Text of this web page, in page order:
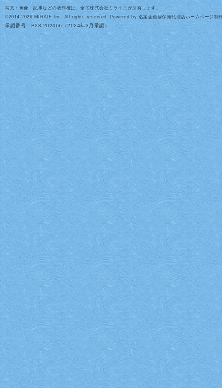
写真・画像・記事などの著作権は、全て株式会社ミライエが所有します。
©2014-2026 MIRAIE Inc. All rights reserved. Powered by 名案企画@保険代理店ホームページ制
承認番号： B23-202066（2024年3月承認）